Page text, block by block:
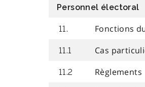
Personnel électoral
11. Fonctions
11.1 Cas
11.2 Règlements